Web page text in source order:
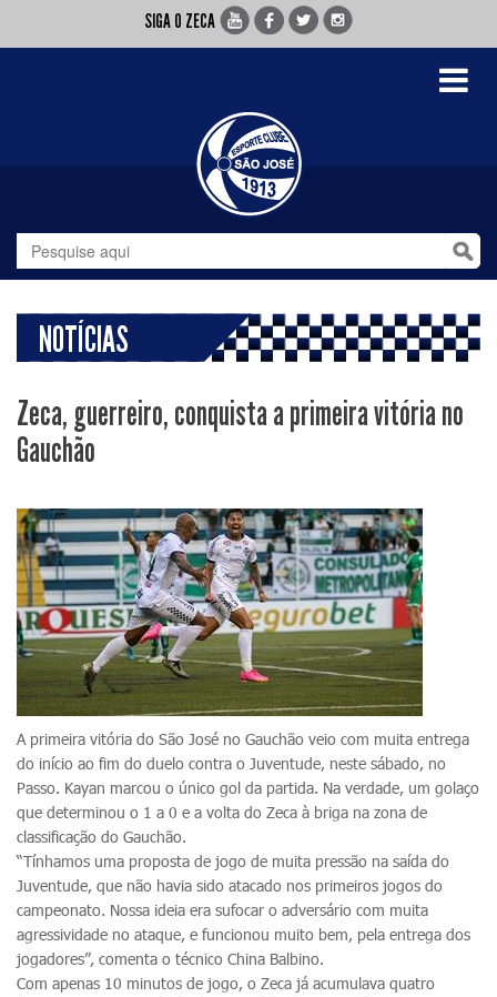
SIGA O ZECA
Toggle
NOTÍCIAS
Zeca, guerreiro, conquista a primeira vitória no
Gauchão
A primeira vitória do São José no Gauchão veio com muita entrega
do início ao fim do duelo contra o Juventude, neste sábado, no
Passo. Kayan marcou o único gol da partida. Na verdade, um golaço
que determinou o 1 a 0 e a volta do Zeca à briga na zona de
classificação do Gauchão.
“Tínhamos uma proposta de jogo de muita pressão na saída do
Juventude, que não havia sido atacado nos primeiros jogos do
campeonato. Nossa ideia era sufocar o adversário com muita
agressividade no ataque, e funcionou muito bem, pela entrega dos
jogadores”, comenta o técnico China Balbino.
Com apenas 10 minutos de jogo, o Zeca já acumulava quatro